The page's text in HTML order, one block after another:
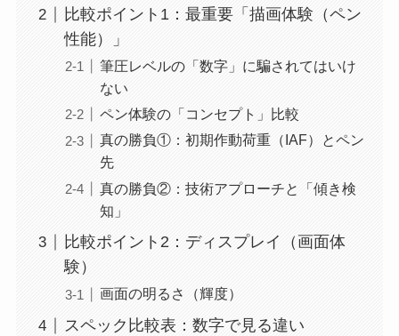
比較ポイント1：最重要「描画体験（ペン
性能）」
筆圧レベルの「数字」に騙されてはいけ
ない
ペン体験の「コンセプト」比較
真の勝負①：初期作動荷重（IAF）とペン
先
真の勝負②：技術アプローチと「傾き検
知」
比較ポイント2：ディスプレイ（画面体
験）
画面の明るさ（輝度）
スペック比較表：数字で見る違い